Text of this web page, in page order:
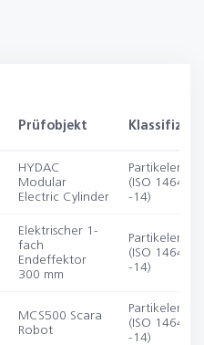
Prüfobjekt
HYDAC
Modular
Electric Cylinder
(ISO 14644-
-14)
Elektrischer 1-
fach
Endeffektor
300 mm
(ISO 14644-
-14)
MCS500 Scara
Robot
(ISO 14644-
-14)